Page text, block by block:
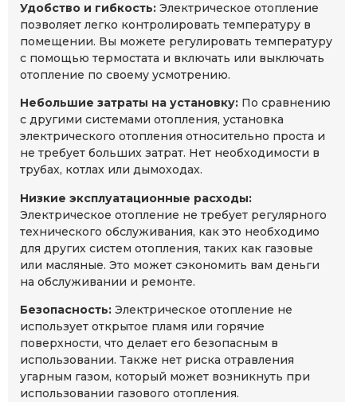
Удобство и гибкость: Электрическое отопление
позволяет легко контролировать температуру в
помещении. Вы можете регулировать температуру
с помощью термостата и включать или выключать
отопление по своему усмотрению.
Небольшие затраты на установку: По сравнению
с другими системами отопления, установка
электрического отопления относительно проста и
не требует больших затрат. Нет необходимости в
трубах, котлах или дымоходах.
Низкие эксплуатационные расходы:
Электрическое отопление не требует регулярного
технического обслуживания, как это необходимо
для других систем отопления, таких как газовые
или масляные. Это может сэкономить вам деньги
на обслуживании и ремонте.
Безопасность: Электрическое отопление не
использует открытое пламя или горячие
поверхности, что делает его безопасным в
использовании. Также нет риска отравления
угарным газом, который может возникнуть при
использовании газового отопления.